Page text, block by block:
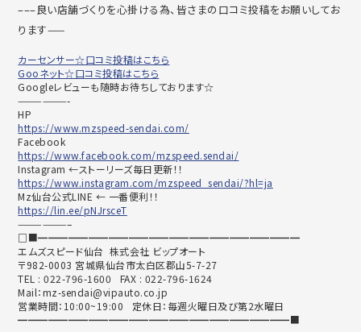
–––良い店舗づくりを心掛ける為、皆さまの口コミ投稿をお願いしてお
ります——
カーセンサー☆口コミ投稿はこちら
Gooネット☆口コミ投稿はこちら
Googleレビューも随時お待ちしております☆
——————-
HP
https://www.mzspeed-sendai.com/
Facebook
https://www.facebook.com/mzspeed.sendai/
Instagram ←ストーリーズ毎日更新！！
https://www.instagram.com/mzspeed_sendai/?hl=ja
Mz仙台公式LINE ← 一番便利！！
https://lin.ee/pNJrsceT
——————–
□■━━━━━━━━━━━━━━━━━━━━━━━━━━
エムズスピード仙台 株式会社 ビップオート
〒982-0003 宮城県仙台市太白区郡山5-7-27
TEL : 022-796-1600 FAX : 022-796-1624
Mail：mz-sendai@vipauto.co.jp
営業時間：10:00~19:00 定休日：毎週火曜日及び第2水曜日
━━━━━━━━━━━━━━━━━━━━━━━━━━━■